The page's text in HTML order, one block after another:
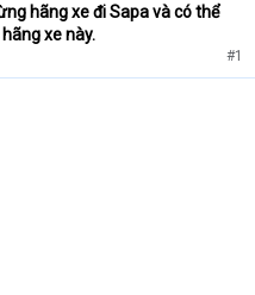
hãng xe đi Sapa và có thể
xe này.
#1